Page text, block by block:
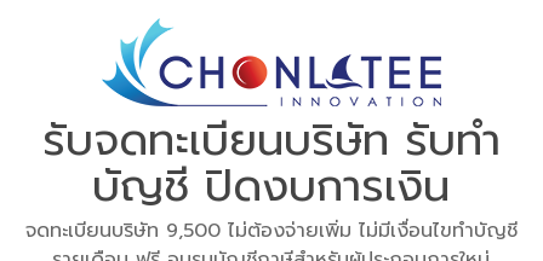
รับจดทะเบียนบริษัท รับทำ
บัญชี ปิดงบการเงิน
จดทะเบียนบริษัท 9,500 ไม่ต้องจ่ายเพิ่ม ไม่มีเงื่อนไขทำบัญชี